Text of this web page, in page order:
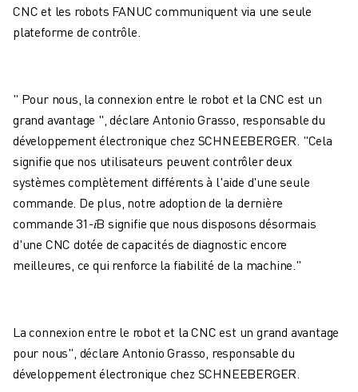
CNC et les robots FANUC communiquent via une seule
plateforme de contrôle.
" Pour nous, la connexion entre le robot et la CNC est un
grand avantage ", déclare Antonio Grasso, responsable du
développement électronique chez SCHNEEBERGER. "Cela
signifie que nos utilisateurs peuvent contrôler deux
systèmes complètement différents à l'aide d'une seule
commande. De plus, notre adoption de la dernière
commande 31-𝑖B signifie que nous disposons désormais
d'une CNC dotée de capacités de diagnostic encore
meilleures, ce qui renforce la fiabilité de la machine."
La connexion entre le robot et la CNC est un grand avantage
pour nous", déclare Antonio Grasso, responsable du
développement électronique chez SCHNEEBERGER.